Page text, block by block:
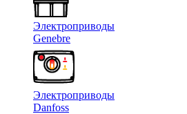
Электроприводы
Genebre
Электроприводы
Danfoss